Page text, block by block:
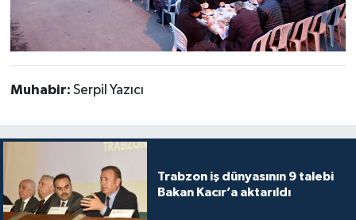
Muhabir: Serpil Yazıcı
Trabzon iş dünyasının 9 talebi
Bakan Kacır’a aktarıldı